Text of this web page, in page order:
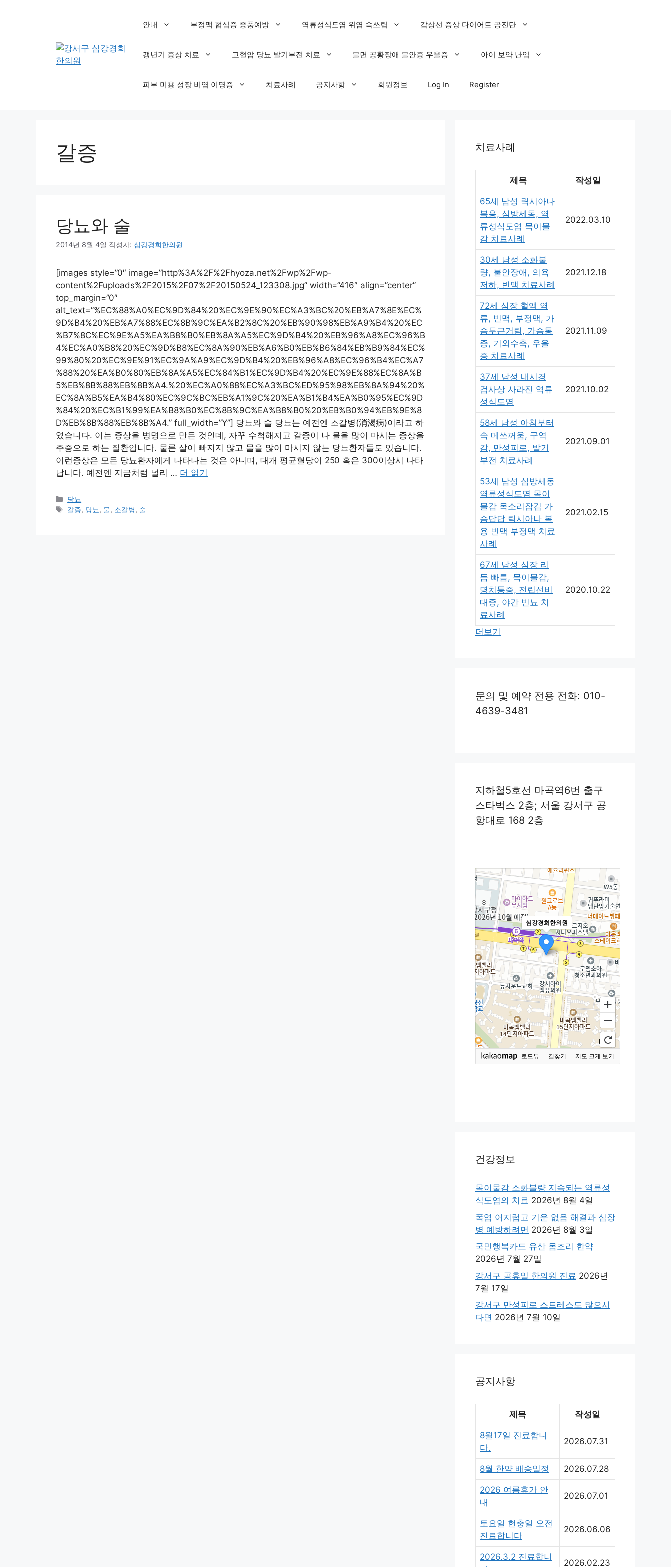
안내 부정맥 협심증 중풍예방 역류성식도염 위염 속쓰림 갑상선 증상 다이어트 공진단
갱년기 증상 치료 고혈압 당뇨 발기부전 치료 불면 공황장애 불안증 우울증 아이 보약 난임
피부 미용 성장 비염 이명증 치료사례 공지사항 회원정보 Log In Register
갈증
당뇨와 술
2014년 8월 4일 작성자: 심강경희한의원
[images style=”0″ image=”http%3A%2F%2Fhyoza.net%2Fwp%2Fwp-
content%2Fuploads%2F2015%2F07%2F20150524_123308.jpg” width=”416″ align=”center”
top_margin=”0″
alt_text=”%EC%88%A0%EC%9D%84%20%EC%9E%90%EC%A3%BC%20%EB%A7%8E%EC%
9D%B4%20%EB%A7%88%EC%8B%9C%EA%B2%8C%20%EB%90%98%EB%A9%B4%20%EC
%B7%8C%EC%9E%A5%EA%B8%B0%EB%8A%A5%EC%9D%B4%20%EB%96%A8%EC%96%B
4%EC%A0%B8%20%EC%9D%B8%EC%8A%90%EB%A6%B0%EB%B6%84%EB%B9%84%EC%
99%80%20%EC%9E%91%EC%9A%A9%EC%9D%B4%20%EB%96%A8%EC%96%B4%EC%A7
%88%20%EA%B0%80%EB%8A%A5%EC%84%B1%EC%9D%B4%20%EC%9E%88%EC%8A%B
5%EB%8B%88%EB%8B%A4.%20%EC%A0%88%EC%A3%BC%ED%95%98%EB%8A%94%20%
EC%8A%B5%EA%B4%80%EC%9C%BC%EB%A1%9C%20%EA%B1%B4%EA%B0%95%EC%9D
%84%20%EC%B1%99%EA%B8%B0%EC%8B%9C%EA%B8%B0%20%EB%B0%94%EB%9E%8
D%EB%8B%88%EB%8B%A4.” full_width=”Y”] 당뇨와 술 당뇨는 예전엔 소갈병(消渴病)이라고 하
였습니다. 이는 증상을 병명으로 만든 것인데, 자꾸 수척해지고 갈증이 나 물을 많이 마시는 증상을
주증으로 하는 질환입니다. 물론 살이 빠지지 않고 물을 많이 마시지 않는 당뇨환자들도 있습니다.
이런증상은 모든 당뇨환자에게 나타나는 것은 아니며, 대개 평균혈당이 250 혹은 300이상시 나타
납니다. 예전엔 지금처럼 널리 … 더 읽기
카
테
당뇨
태
갈증, 당뇨, 물, 소갈병, 술
치료사례
제목 작성일
65세 남성 릭시아나
복용, 심방세동, 역
류성식도염 목이물
감 치료사례
2022.03.10
30세 남성 소화불
량, 불안장애, 의욕
저하, 빈맥 치료사례
2021.12.18
72세 심장 혈액 역
류, 빈맥, 부정맥, 가
슴두근거림, 가슴통
증, 기외수축, 우울
증 치료사례
2021.11.09
37세 남성 내시경
검사상 사라진 역류
성식도염
2021.10.02
58세 남성 아침부터
속 메쓰꺼움, 구역
감, 만성피로, 발기
부전 치료사례
2021.09.01
53세 남성 심방세동
역류성식도염 목이
물감 목소리잠김 가
슴답답 릭시아나 복
용 빈맥 부정맥 치료
사례
2021.02.15
67세 남성 심장 리
듬 빠름, 목이물감,
명치통증, 전립선비
대증, 야간 빈뇨 치
료사례
2020.10.22
더보기
문의 및 예약 전용 전화: 010-
4639-3481
지하철5호선 마곡역6번 출구
스타벅스 2층; 서울 강서구 공
항대로 168 2층
심강경희한의원
로드뷰 길찾기 지도 크게 보기
건강정보
목이물감 소화불량 지속되는 역류성
식도염의 치료 2026년 8월 4일
폭염 어지럽고 기운 없음 해결과 심장
병 예방하려면 2026년 8월 3일
국민행복카드 유산 몸조리 한약
2026년 7월 27일
강서구 공휴일 한의원 진료 2026년
7월 17일
강서구 만성피로 스트레스도 많으시
다면 2026년 7월 10일
공지사항
제목 작성일
8월17일 진료합니
다.
2026.07.31
8월 한약 배송일정 2026.07.28
2026 여름휴가 안
내
2026.07.01
토요일 현충일 오전
진료합니다
2026.06.06
2026.3.2 진료합니
2026.02.23